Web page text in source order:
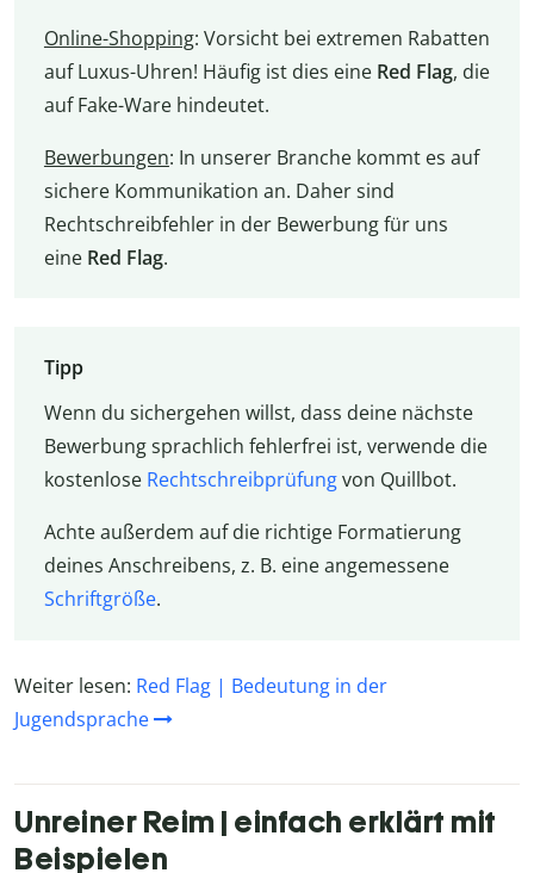
Online-Shopping: Vorsicht bei extremen Rabatten
auf Luxus-Uhren! Häufig ist dies eine Red Flag, die
auf Fake-Ware hindeutet.
Bewerbungen: In unserer Branche kommt es auf
sichere Kommunikation an. Daher sind
Rechtschreibfehler in der Bewerbung für uns
eine Red Flag.
Tipp
Wenn du sichergehen willst, dass deine nächste
Bewerbung sprachlich fehlerfrei ist, verwende die
kostenlose Rechtschreibprüfungvon Quillbot.
Achte außerdem auf die richtige Formatierung
deines Anschreibens, z. B. eine angemessene
Schriftgröße.
Weiter lesen: Red Flag | Bedeutung in der
Jugendsprache
Unreiner Reim | einfach erklärt mit
Beispielen